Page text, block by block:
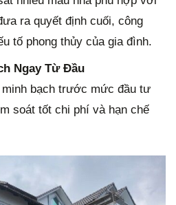
ra quyết định cuối, công
tố phong thủy của gia đình.
Ngay Từ Đầu
minh bạch trước mức đầu tư
soát tốt chi phí và hạn chế